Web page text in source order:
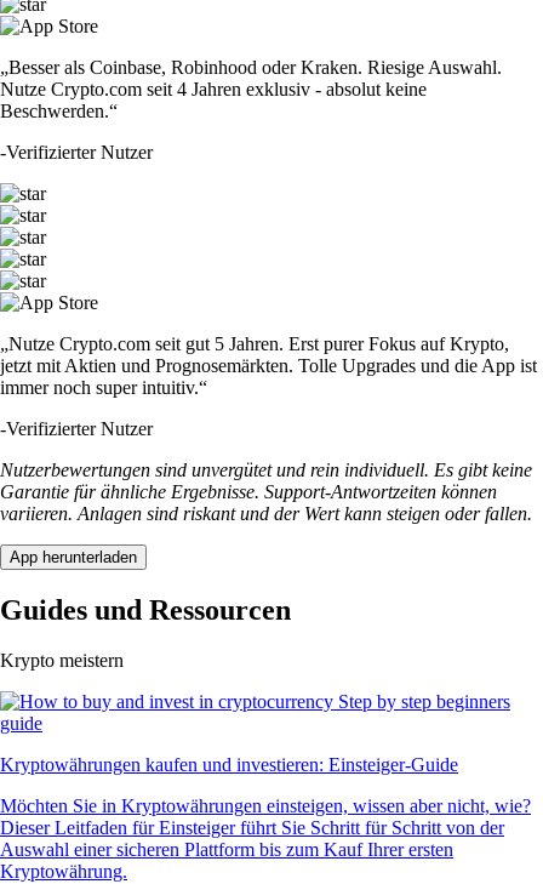
„Besser als Coinbase, Robinhood oder Kraken. Riesige Auswahl.
Nutze Crypto.com seit 4 Jahren exklusiv - absolut keine
Beschwerden.“
-Verifizierter Nutzer
„Nutze Crypto.com seit gut 5 Jahren. Erst purer Fokus auf Krypto,
jetzt mit Aktien und Prognosemärkten. Tolle Upgrades und die App ist
immer noch super intuitiv.“
-Verifizierter Nutzer
Nutzerbewertungen sind unvergütet und rein individuell. Es gibt keine
Garantie für ähnliche Ergebnisse. Support-Antwortzeiten können
variieren. Anlagen sind riskant und der Wert kann steigen oder fallen.
App herunterladen
Guides und Ressourcen
Krypto meistern
Kryptowährungen kaufen und investieren: Einsteiger-Guide
Möchten Sie in Kryptowährungen einsteigen, wissen aber nicht, wie?
Dieser Leitfaden für Einsteiger führt Sie Schritt für Schritt von der
Auswahl einer sicheren Plattform bis zum Kauf Ihrer ersten
Kryptowährung.